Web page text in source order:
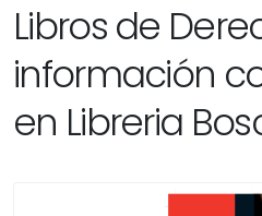
Libros de
información
en Libreria